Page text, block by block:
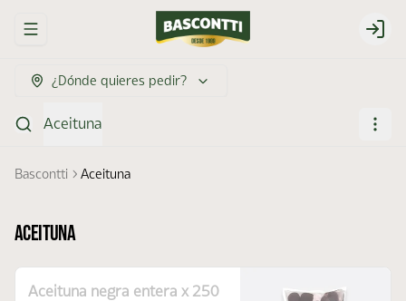
Abrir menu de navegación Login
¿Dónde quieres pedir?
Aceituna
Bascontti Aceituna
Aceituna
Aceituna negra entera x 250